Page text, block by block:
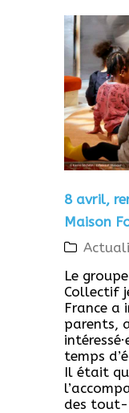
8 avril,
Maison
Le
Collectif
France a
parents,
temps
Il était
des